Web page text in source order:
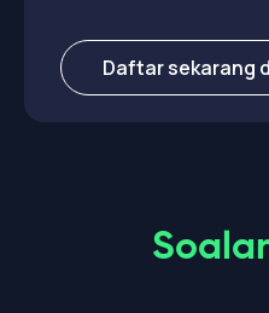
Daftar sekarang